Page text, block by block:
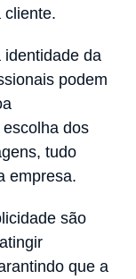
cliente.
identidade da
podem
dos
tudo
empresa.
são
que a